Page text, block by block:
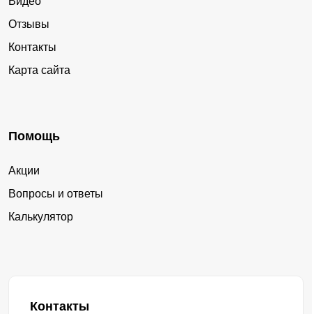
Отзывы
Контакты
Карта сайта
Помощь
Акции
Вопросы и ответы
Калькулятор
Контакты